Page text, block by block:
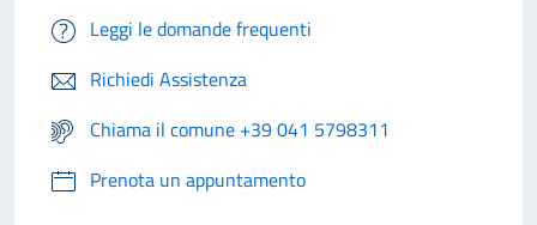
Leggi le domande frequenti
Richiedi Assistenza
Chiama il comune +39 041 5798311
Prenota un appuntamento